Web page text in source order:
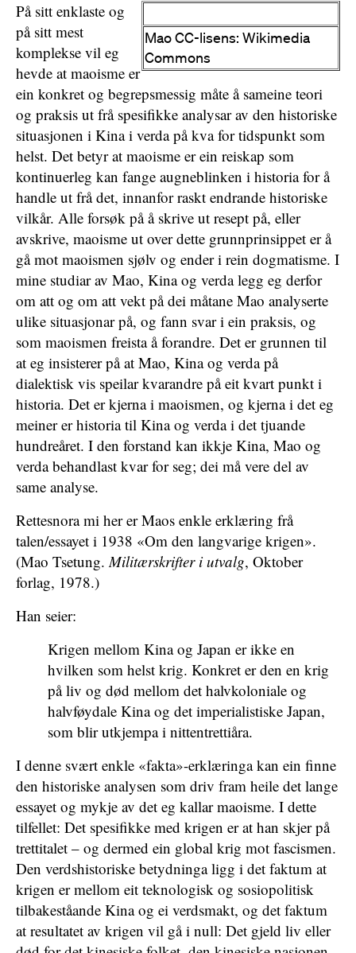
Mao CC-lisens: Wikimedia
Commons
På sitt enklaste og
på sitt mest
komplekse vil eg
hevde at maoisme er
ein konkret og begrepsmessig måte å sameine teori
og praksis ut frå spesifikke analysar av den historiske
situasjonen i Kina i verda på kva for tidspunkt som
helst. Det betyr at maoisme er ein reiskap som
kontinuerleg kan fange augneblinken i historia for å
handle ut frå det, innanfor raskt endrande historiske
vilkår. Alle forsøk på å skrive ut resept på, eller
avskrive, maoisme ut over dette grunnprinsippet er å
gå mot maoismen sjølv og ender i rein dogmatisme. I
mine studiar av Mao, Kina og verda legg eg derfor
om att og om att vekt på dei måtane Mao analyserte
ulike situasjonar på, og fann svar i ein praksis, og
som maoismen freista å forandre. Det er grunnen til
at eg insisterer på at Mao, Kina og verda på
dialektisk vis speilar kvarandre på eit kvart punkt i
historia. Det er kjerna i maoismen, og kjerna i det eg
meiner er historia til Kina og verda i det tjuande
hundreåret. I den forstand kan ikkje Kina, Mao og
verda behandlast kvar for seg; dei må vere del av
same analyse.
Rettesnora mi her er Maos enkle erklæring frå
talen/essayet i 1938 «Om den langvarige krigen».
(Mao Tsetung.Militærskrifter i utvalg, Oktober
forlag, 1978.)
Han seier:
Krigen mellom Kina og Japan er ikke en
hvilken som helst krig. Konkret er den en krig
på liv og død mellom det halvkoloniale og
halvføydale Kina og det imperialistiske Japan,
som blir utkjempa i nittentrettiåra.
I denne svært enkle «fakta»-erklæringa kan ein finne
den historiske analysen som driv fram heile det lange
essayet og mykje av det eg kallar maoisme. I dette
tilfellet: Det spesifikke med krigen er at han skjer på
trettitalet – og dermed ein global krig mot fascismen.
Den verdshistoriske betydninga ligg i det faktum at
krigen er mellom eit teknologisk og sosiopolitisk
tilbakeståande Kina og ei verdsmakt, og det faktum
at resultatet av krigen vil gå i null: Det gjeld liv eller